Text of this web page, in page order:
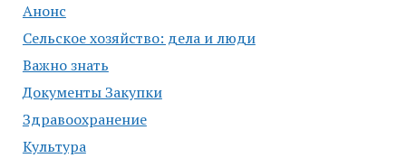
Анонс
Сельское хозяйство: дела и люди
Важно знать
Документы Закупки
Здравоохранение
Культура